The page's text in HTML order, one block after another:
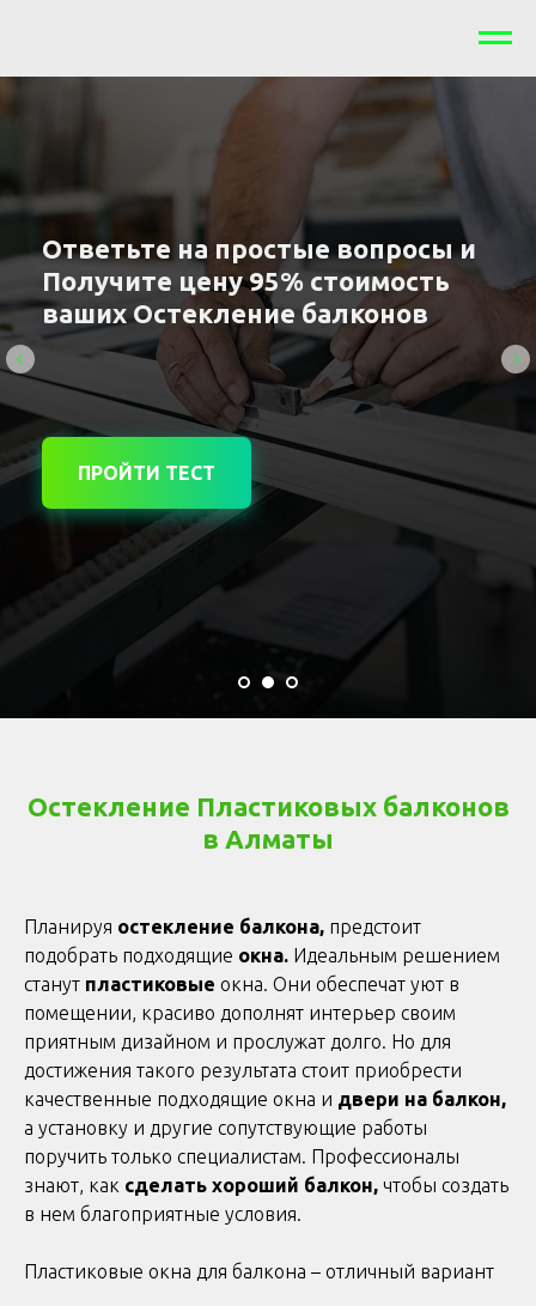
Оставь данные и Получи расчет
стоимости на Остекление
балконов за 5 минут
РАССЧИТАТЬ СТОИМОСТЬ
Ответьте на простые вопросы и
Получите цену 95% стоимость
ваших Остекление балконов
ПРОЙТИ ТЕСТ
Остекление Пластиковых балконов
в Алматы
Планируя остекление балкона, предстоит
подобрать подходящие окна. Идеальным решением
станут пластиковые окна. Они обеспечат уют в
помещении, красиво дополнят интерьер своим
приятным дизайном и прослужат долго. Но для
достижения такого результата стоит приобрести
качественные подходящие окна и двери на балкон,
а установку и другие сопутствующие работы
поручить только специалистам. Профессионалы
знают, как сделать хороший балкон, чтобы создать
в нем благоприятные условия.
Пластиковые окна для балкона – отличный вариант